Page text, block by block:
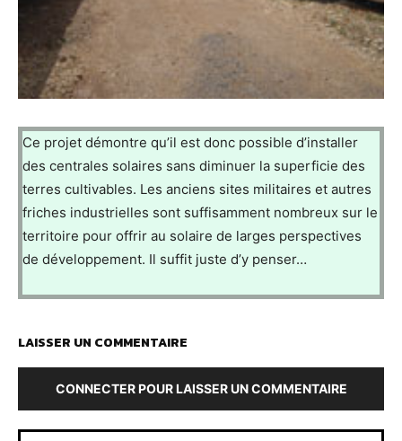
Ce projet démontre qu’il est donc possible d’installer
des centrales solaires sans diminuer la superficie des
terres cultivables. Les anciens sites militaires et autres
friches industrielles sont suffisamment nombreux sur le
territoire pour offrir au solaire de larges perspectives
de développement. Il suffit juste d’y penser…
LAISSER UN COMMENTAIRE
CONNECTER POUR LAISSER UN COMMENTAIRE